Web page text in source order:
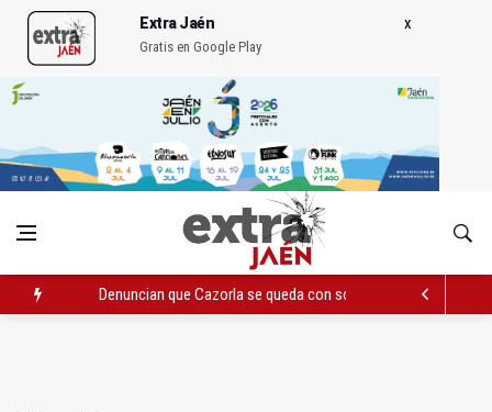
Extra Jaén
Gratis en Google Play
Denuncian que Cazorla se queda con solo dos bomberos por